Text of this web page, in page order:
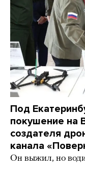
Под
покушение на
создателя
канала
Он выжил, но